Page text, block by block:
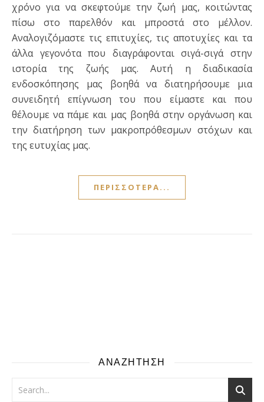
χρόνο για να σκεφτούμε την ζωή μας, κοιτώντας
πίσω στο παρελθόν και μπροστά στο μέλλον.
Αναλογιζόμαστε τις επιτυχίες, τις αποτυχίες και τα
άλλα γεγονότα που διαγράφονται σιγά-σιγά στην
ιστορία της ζωής μας. Αυτή η διαδικασία
ενδοσκόπησης μας βοηθά να διατηρήσουμε μια
συνειδητή επίγνωση του που είμαστε και που
θέλουμε να πάμε και μας βοηθά στην οργάνωση και
την διατήρηση των μακροπρόθεσμων στόχων και
της ευτυχίας μας.
ΠΕΡΙΣΣΌΤΕΡΑ...
ΑΝΑΖΗΤΗΣΗ